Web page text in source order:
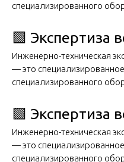
специализированного
🟩 Экспертиза
Инженерно-техническая
— это
специализированного
🟩 Экспертиза
Инженерно-техническая
— это
специализированного